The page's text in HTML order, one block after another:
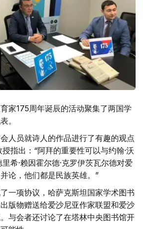
家175周年诞辰的活动聚集了两国学
。
人员就诗人的作品进行了有趣的观点
指出：“阿拜的重要性可以与约翰·沃
希·赖因霍尔德·克罗伊茨瓦尔德对爱
论，他们都是民族英雄。”
一项协议，哈萨克斯坦国家学术图书
版物赠送给爱沙尼亚作家联盟和爱沙
与会者还讨论了在塔林中央图书馆开